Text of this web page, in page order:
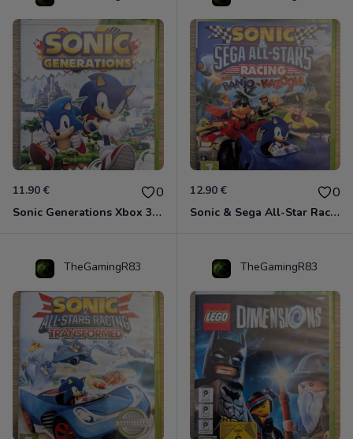
11.90 € 0
Sonic Generations Xbox 360
12.90 € 0
Sonic & Sega All-Star Racing avec Banjo-Kazooie Xbox 360
TheGamingR83 TheGamingR83